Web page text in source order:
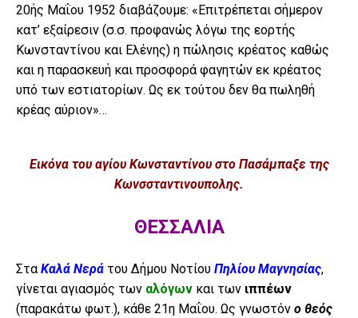
20ής Μαΐου 1952 διαβάζουμε: «Επιτρέπεται σήμερον
κατ’ εξαίρεσιν (σ.σ. προφανώς λόγω της εορτής
Κωνσταντίνου και Ελένης) η πώλησις κρέατος καθώς
και η παρασκευή και προσφορά φαγητών εκ κρέατος
υπό των εστιατορίων. Ως εκ τούτου δεν θα πωληθή
κρέας αύριον»…
Εικόνα του αγίου Κωνσταντίνου στο Πασάμπαξε της
Κωνσσταντινουπολης.
ΘΕΣΣΑΛΙΑ
ΣταΚαλά Νερά του Δήμου Νοτίου Πηλίου Μαγνησίας,
γίνεται αγιασμός των αλόγων και των ιππέων
(παρακάτω φωτ.), κάθε 21η Μαΐου. Ως γνωστόν ο θεός